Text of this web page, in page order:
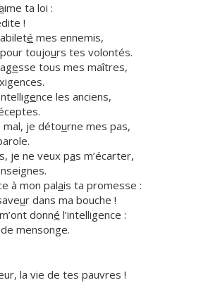
ime ta loi :
!
é mes ennemis,
toujours tes volontés.
esse tous mes maîtres,
ence les anciens,
mal, je détourne mes pas,
je ne veux pas m’écarter,
à mon palais ta promesse :
ur dans ma bouche !
donné l’intelligence :
mensonge.
la vie de tes pauvres !